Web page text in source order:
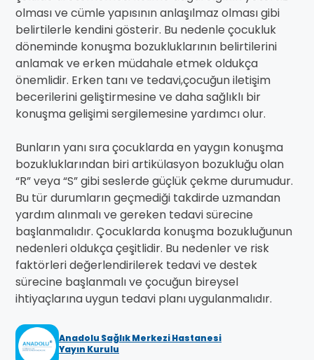
olması ve cümle yapısının anlaşılmaz olması gibi
belirtilerle kendini gösterir. Bu nedenle çocukluk
döneminde konuşma bozukluklarının belirtilerini
anlamak ve erken müdahale etmek oldukça
önemlidir. Erken tanı ve tedavi,çocuğun iletişim
becerilerini geliştirmesine ve daha sağlıklı bir
konuşma gelişimi sergilemesine yardımcı olur.
Bunların yanı sıra çocuklarda en yaygın konuşma
bozukluklarından biri artikülasyon bozukluğu olan
“R” veya “S” gibi seslerde güçlük çekme durumudur.
Bu tür durumların geçmediği takdirde uzmandan
yardım alınmalı ve gereken tedavi sürecine
başlanmalıdır. Çocuklarda konuşma bozukluğunun
nedenleri oldukça çeşitlidir. Bu nedenler ve risk
faktörleri değerlendirilerek tedavi ve destek
sürecine başlanmalı ve çocuğun bireysel
ihtiyaçlarına uygun tedavi planı uygulanmalıdır.
Anadolu Sağlık Merkezi Hastanesi
Yayın Kurulu